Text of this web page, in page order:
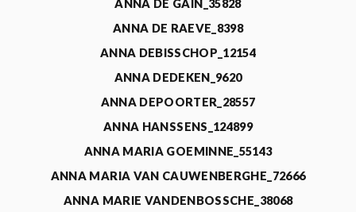
ANNA DE GAIN_35828
ANNA DE RAEVE_8398
ANNA DEBISSCHOP_12154
ANNA DEDEKEN_9620
ANNA DEPOORTER_28557
ANNA HANSSENS_124899
ANNA MARIA GOEMINNE_55143
ANNA MARIA VAN CAUWENBERGHE_72666
ANNA MARIE VANDENBOSSCHE_38068